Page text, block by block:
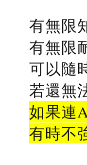
有無限
有無限
可以隨
若還無
如果連
有時不